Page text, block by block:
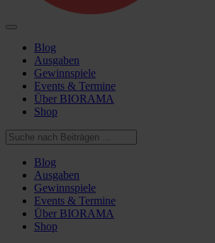
Blog
Ausgaben
Gewinnspiele
Events & Termine
Über BIORAMA
Shop
Blog
Ausgaben
Gewinnspiele
Events & Termine
Über BIORAMA
Shop